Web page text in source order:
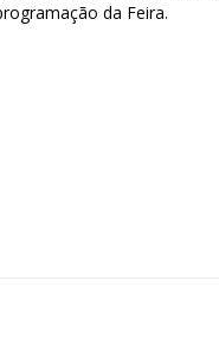
da Feira.